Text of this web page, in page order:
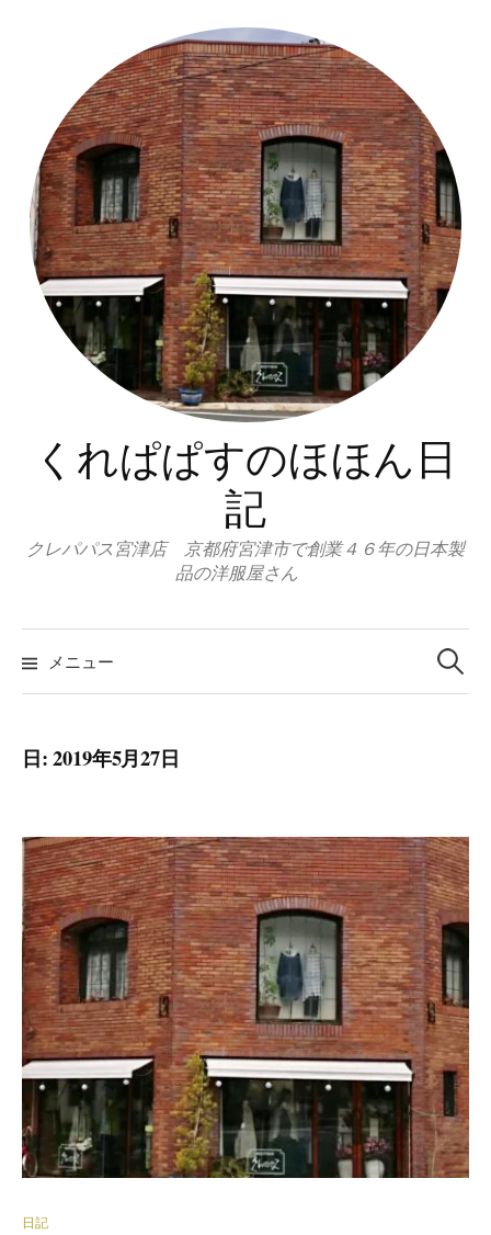
ス
キ
ッ
プ
くれぱぱすのほほん日
記
クレパパス宮津店 京都府宮津市で創業４６年の日本製
品の洋服屋さん
メニュー
検
索:
日:2019年5月27日
日記